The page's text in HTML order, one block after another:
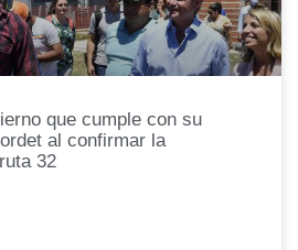
que cumple con su
al confirmar la
32